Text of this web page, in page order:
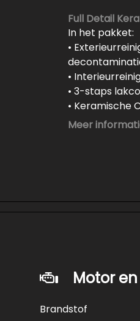
Full Detail
In het pakket:
•
•
• 3-staps
• Keramische
• Demonteren
Meer
Motor
Brandstof